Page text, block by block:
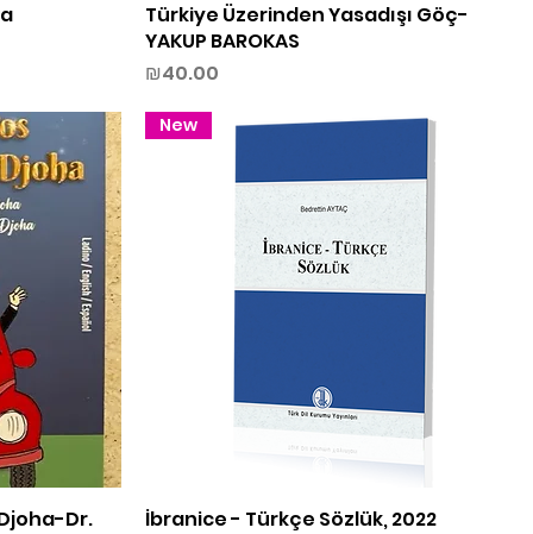
Quick View
Türkiye Üzerinden Yasadışı Göç-
YAKUP BAROKAS
Price
₪40.00
Dr.
Quick View
New
İbranice - Türkçe Sözlük, 2022